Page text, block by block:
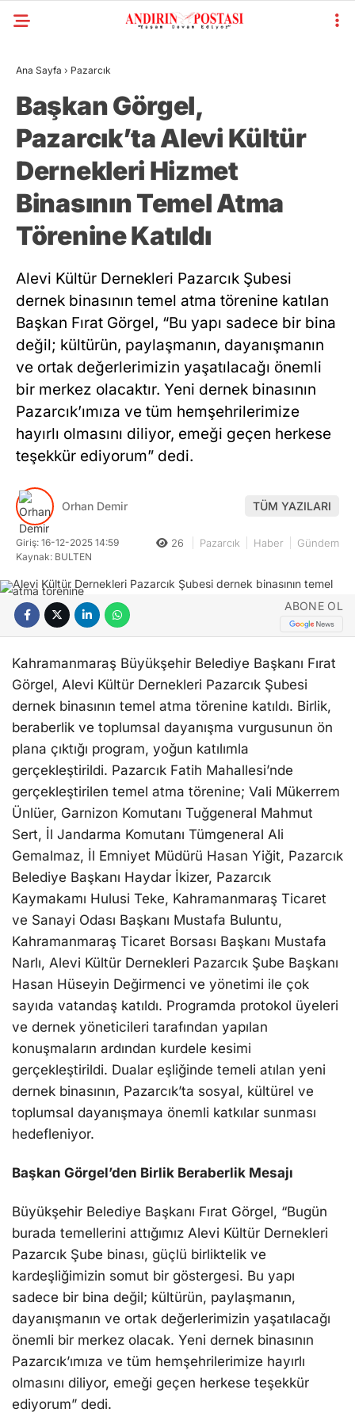
Ana Sayfa › Pazarcık
Başkan Görgel,
Pazarcık’ta Alevi Kültür
Dernekleri Hizmet
Binasının Temel Atma
Törenine Katıldı
Alevi Kültür Dernekleri Pazarcık Şubesi
dernek binasının temel atma törenine katılan
Başkan Fırat Görgel, “Bu yapı sadece bir bina
değil; kültürün, paylaşmanın, dayanışmanın
ve ortak değerlerimizin yaşatılacağı önemli
bir merkez olacaktır. Yeni dernek binasının
Pazarcık’ımıza ve tüm hemşehrilerimize
hayırlı olmasını diliyor, emeği geçen herkese
teşekkür ediyorum” dedi.
Orhan Demir TÜM YAZILARI
Giriş: 16-12-2025 14:59
Kaynak: BULTEN
26 Pazarcık Haber Gündem
ABONE OL
Kahramanmaraş Büyükşehir Belediye Başkanı Fırat
Görgel, Alevi Kültür Dernekleri Pazarcık Şubesi
dernek binasının temel atma törenine katıldı. Birlik,
beraberlik ve toplumsal dayanışma vurgusunun ön
plana çıktığı program, yoğun katılımla
gerçekleştirildi. Pazarcık Fatih Mahallesi’nde
gerçekleştirilen temel atma törenine; Vali Mükerrem
Ünlüer, Garnizon Komutanı Tuğgeneral Mahmut
Sert, İl Jandarma Komutanı Tümgeneral Ali
Gemalmaz, İl Emniyet Müdürü Hasan Yiğit, Pazarcık
Belediye Başkanı Haydar İkizer, Pazarcık
Kaymakamı Hulusi Teke, Kahramanmaraş Ticaret
ve Sanayi Odası Başkanı Mustafa Buluntu,
Kahramanmaraş Ticaret Borsası Başkanı Mustafa
Narlı, Alevi Kültür Dernekleri Pazarcık Şube Başkanı
Hasan Hüseyin Değirmenci ve yönetimi ile çok
sayıda vatandaş katıldı. Programda protokol üyeleri
ve dernek yöneticileri tarafından yapılan
konuşmaların ardından kurdele kesimi
gerçekleştirildi. Dualar eşliğinde temeli atılan yeni
dernek binasının, Pazarcık’ta sosyal, kültürel ve
toplumsal dayanışmaya önemli katkılar sunması
hedefleniyor.
Başkan Görgel’den Birlik Beraberlik Mesajı
Büyükşehir Belediye Başkanı Fırat Görgel, “Bugün
burada temellerini attığımız Alevi Kültür Dernekleri
Pazarcık Şube binası, güçlü birliktelik ve
kardeşliğimizin somut bir göstergesi. Bu yapı
sadece bir bina değil; kültürün, paylaşmanın,
dayanışmanın ve ortak değerlerimizin yaşatılacağı
önemli bir merkez olacak. Yeni dernek binasının
Pazarcık’ımıza ve tüm hemşehrilerimize hayırlı
olmasını diliyor, emeği geçen herkese teşekkür
ediyorum” dedi.